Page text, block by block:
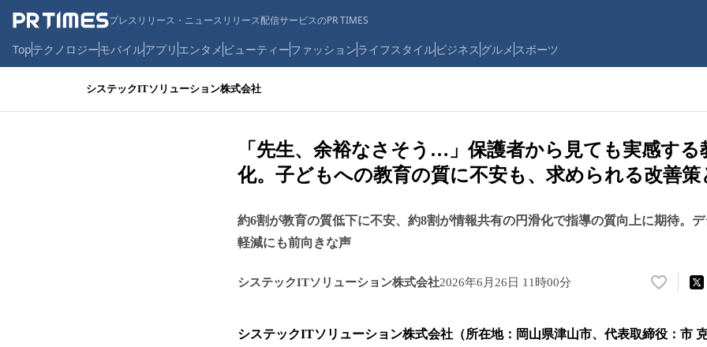
プレスリリース・ニュースリリース配信サービスのPR TIMES
Topテクノロジーモバイルアプリ エンタメ ビューティーファッションライフスタイルビジネス グルメ スポーツ
システックITソリューション株式会社
「先生、余裕なさそう…」保護者から見ても実感する
化。子どもへの教育の質に不安も、求められる改善策
約6割が教育の質低下に不安、約8割が情報共有の円滑化で指導の質向上に期待。
軽減にも前向きな声
システックITソリューション株式会社2026年6月26日 11時00分
い
！
システックITソリューション株式会社（所在地：岡山県津山市、代表取締役：市